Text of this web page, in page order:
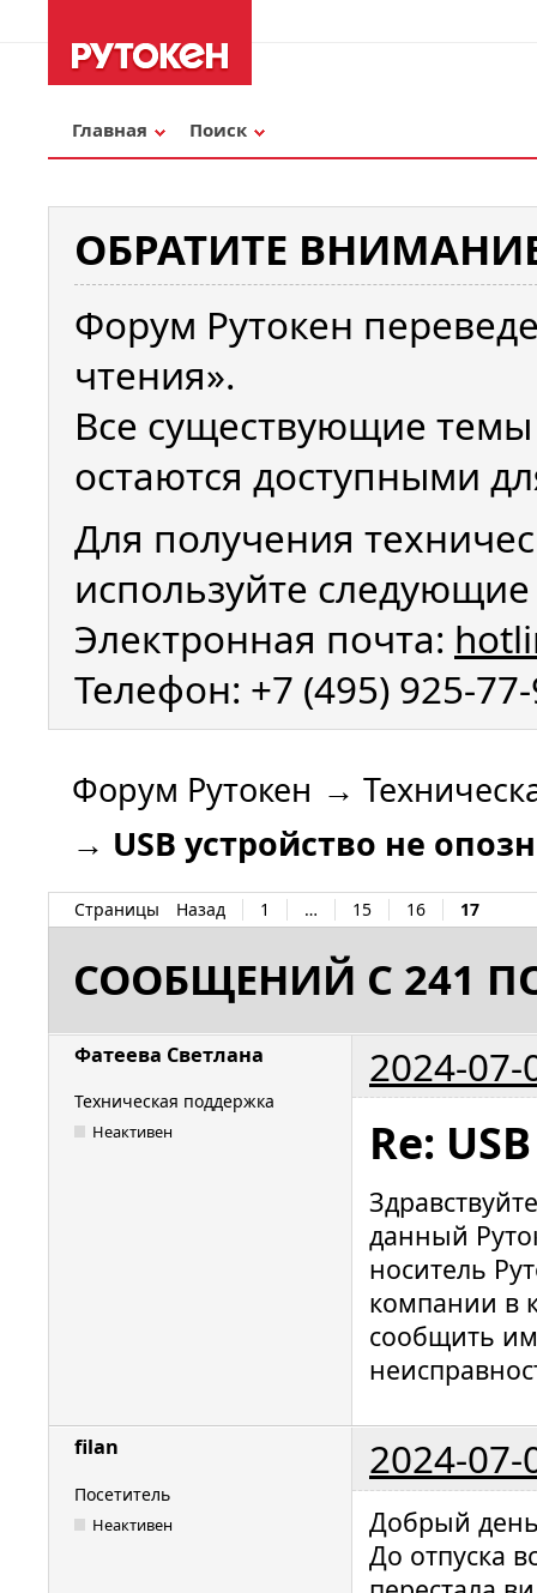
Главная Поиск
ОБРАТИТЕ
Форум Рутокен
чтения».
Все существующие
остаются доступными
Для получения
используйте
Электронная почта:
Телефон: +7 (495) 925-
Форум Рутокен →
→ USB устройство не
Страницы Назад 1 … 15 16 17
СООБЩЕНИЙ С 241
Фатеева Светлана 2024-07-
Техническая поддержка
Неактивен Re:
данный
носитель
компании в
сообщить
filan 2024-07-
Посетитель
Неактивен
Добрый
До отпуска